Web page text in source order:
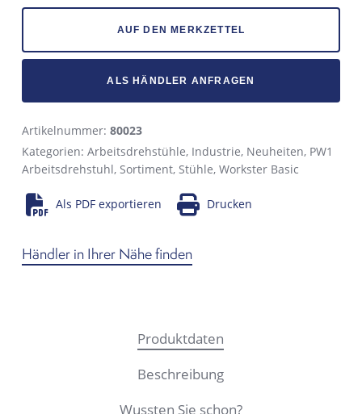
AUF DEN MERKZETTEL
ALS HÄNDLER ANFRAGEN
Artikelnummer: 80023
Kategorien: Arbeitsdrehstühle, Industrie, Neuheiten, PW1
Arbeitsdrehstuhl, Sortiment, Stühle, Workster Basic
Als PDF exportieren Drucken
Händler in Ihrer Nähe finden
Produktdaten
Beschreibung
Wussten Sie schon?